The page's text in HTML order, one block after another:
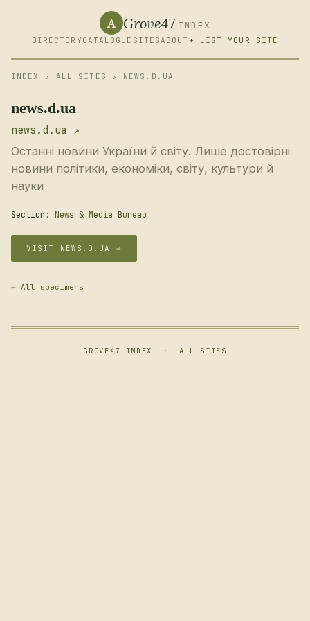
A Grove47 INDEX
DIRECTORY CATALOGUE SITESABOUT + LIST YOUR SITE
INDEX › ALL SITES › NEWS.D.UA
news.d.ua
news.d.ua ↗
Останні новини України й світу. Лише достовірні
новини політики, економіки, світу, культури й
науки
Section: News & Media Bureau
VISIT NEWS.D.UA →
← All specimens
GROVE47 INDEX · ALL SITES